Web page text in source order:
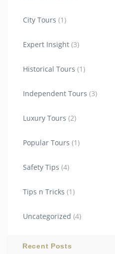
City Tours (1)
Expert Insight (3)
Historical Tours (1)
Independent Tours (3)
Luxury Tours (2)
Popular Tours (1)
Safety Tips (4)
Tips n Tricks (1)
Uncategorized (4)
Recent Posts